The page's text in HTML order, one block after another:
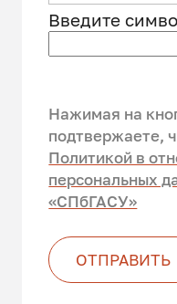
Введите
ОТПРАВИТЬ
Нажимая на
подтвержаете,
Политикой в
персональных
«СПбГАСУ»